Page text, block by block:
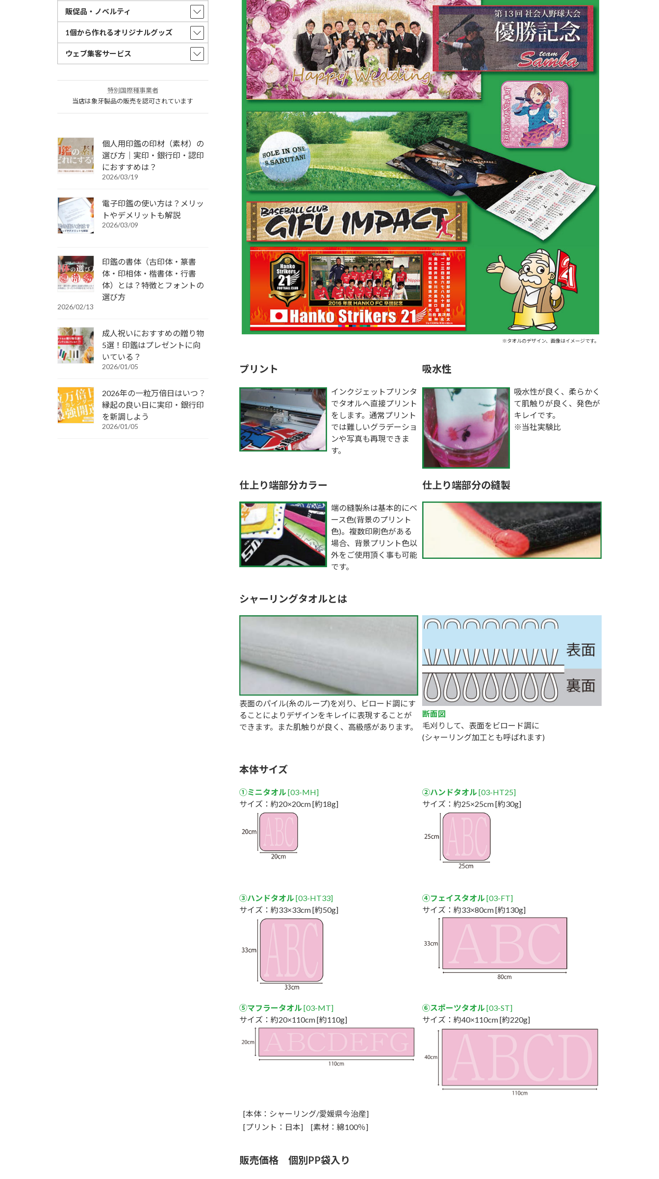
※タオルのデザイン、画像はイメージです。
プリント
インクジェットプリンタ
でタオルへ直接プリント
をします。通常プリント
では難しいグラデーショ
ンや写真も再現できま
す。
吸水性
吸水性が良く、柔らかく
て肌触りが良く、発色が
キレイです。
※当社実験比
仕上り端部分カラー
端の縫製糸は基本的にベ
ース色(背景のプリント
色)。複数印刷色がある
場合、背景プリント色以
外をご使用頂く事も可能
です。
仕上り端部分の縫製
シャーリングタオルとは
表面のパイル(糸のループ)を刈り、ビロード調にす
ることによりデザインをキレイに表現することが
できます。また肌触りが良く、高級感があります。
断面図
毛刈りして、表面をビロード調に
(シャーリング加工とも呼ばれます)
本体サイズ
①ミニタオル [03-MH]
サイズ：約20×20cm [約18g]
②ハンドタオル [03-HT25]
サイズ：約25×25cm [約30g]
③ハンドタオル [03-HT33]
サイズ：約33×33cm [約50g]
④フェイスタオル [03-FT]
サイズ：約33×80cm [約130g]
⑤マフラータオル [03-MT]
サイズ：約20×110cm [約110g]
⑥スポーツタオル [03-ST]
サイズ：約40×110cm [約220g]
[本体：シャーリング/愛媛県今治産]
[プリント：日本] [素材：綿100％]
販売価格 個別PP袋入り
販促品・ノベルティ
1個から作れるオリジナルグッズ
ウェブ集客サービス
特別国際種事業者
当店は象牙製品の販売を認可されています
個人用印鑑の印材（素材）の
選び方｜実印・銀行印・認印
におすすめは？
2026/03/19
電子印鑑の使い方は？メリッ
トやデメリットも解説
2026/03/09
印鑑の書体（古印体・篆書
体・印相体・楷書体・行書
体）とは？特徴とフォントの
選び方
2026/02/13
成人祝いにおすすめの贈り物
5選！印鑑はプレゼントに向
いている？
2026/01/05
2026年の一粒万倍日はいつ？
縁起の良い日に実印・銀行印
を新調しよう
2026/01/05